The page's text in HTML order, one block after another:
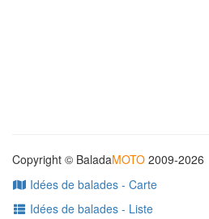
Copyright © BaladaMOTO 2009-2026
Idées de balades - Carte
Idées de balades - Liste